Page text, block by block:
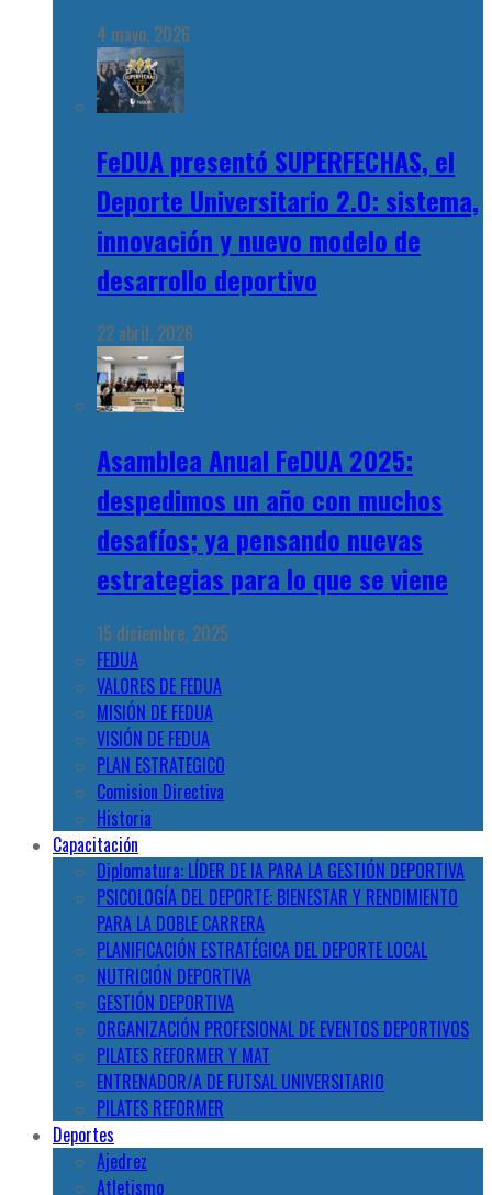
4 mayo, 2026
FeDUA presentó SUPERFECHAS, el
Deporte Universitario 2.0: sistema,
innovación y nuevo modelo de
desarrollo deportivo
22 abril, 2026
Asamblea Anual FeDUA 2025:
despedimos un año con muchos
desafíos; ya pensando nuevas
estrategias para lo que se viene
15 diciembre, 2025
FEDUA
VALORES DE FEDUA
MISIÓN DE FEDUA
VISIÓN DE FEDUA
PLAN ESTRATEGICO
Comision Directiva
Historia
Capacitación
Diplomatura: LÍDER DE IA PARA LA GESTIÓN DEPORTIVA
PSICOLOGÍA DEL DEPORTE: BIENESTAR Y RENDIMIENTO
PARA LA DOBLE CARRERA
PLANIFICACIÓN ESTRATÉGICA DEL DEPORTE LOCAL
NUTRICIÓN DEPORTIVA
GESTIÓN DEPORTIVA
ORGANIZACIÓN PROFESIONAL DE EVENTOS DEPORTIVOS
PILATES REFORMER Y MAT
ENTRENADOR/A DE FUTSAL UNIVERSITARIO
PILATES REFORMER
Deportes
Ajedrez
Atletismo